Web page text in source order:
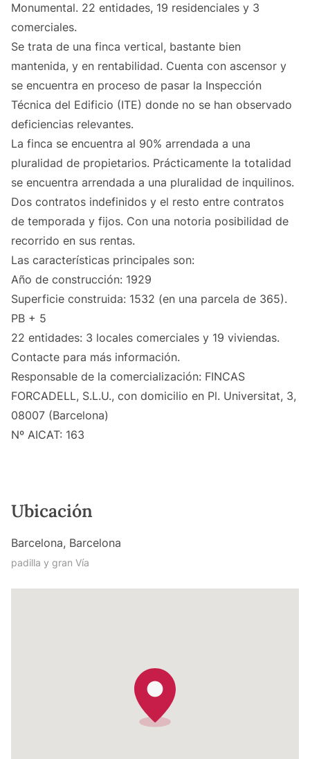
Monumental. 22 entidades, 19 residenciales y 3
comerciales.
Se trata de una finca vertical, bastante bien
mantenida, y en rentabilidad. Cuenta con ascensor y
se encuentra en proceso de pasar la Inspección
Técnica del Edificio (ITE) donde no se han observado
deficiencias relevantes.
La finca se encuentra al 90% arrendada a una
pluralidad de propietarios. Prácticamente la totalidad
se encuentra arrendada a una pluralidad de inquilinos.
Dos contratos indefinidos y el resto entre contratos
de temporada y fijos. Con una notoria posibilidad de
recorrido en sus rentas.
Las características principales son:
Año de construcción: 1929
Superficie construida: 1532 (en una parcela de 365).
PB + 5
22 entidades: 3 locales comerciales y 19 viviendas.
Contacte para más información.
Responsable de la comercialización: FINCAS
FORCADELL, S.L.U., con domicilio en Pl. Universitat, 3,
08007 (Barcelona)
Nº AICAT: 163
Ubicación
Barcelona, Barcelona
padilla y gran Vía